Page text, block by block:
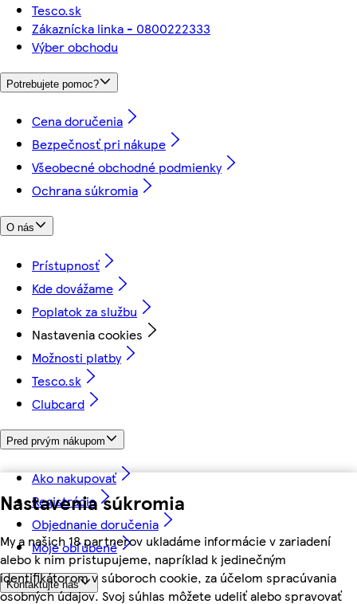
Nastavenia súkromia
My a našich 18 partnerov ukladáme informácie v zariadení
alebo k nim pristupujeme, napríklad k jedinečným
identifikátorom v súboroch cookie, za účelom spracúvania
osobných údajov. Svoj súhlas môžete udeliť alebo spravovať
Tesco.sk
Zákaznícka linka - 0800222333
Výber obchodu
Potrebujete pomoc?
Cena doručenia
Bezpečnosť pri nákupe
Všeobecné obchodné podmienky
Ochrana súkromia
O nás
Prístupnosť
Kde dovážame
Poplatok za službu
Nastavenia cookies
Možnosti platby
Tesco.sk
Clubcard
Pred prvým nákupom
Ako nakupovať
Registrácia
Objednanie doručenia
Moje obľúbené
Kontaktujte nás